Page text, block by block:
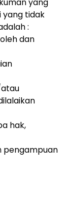
yang tidak
:
dan
hak,
pengampuan